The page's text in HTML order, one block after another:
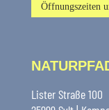
Öffnungszeiten
Lister Straße 100